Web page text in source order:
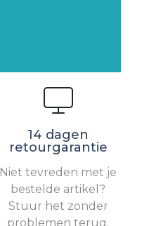
14 dagen
retourgarantie
Niet tevreden met je
bestelde artikel?
Stuur het zonder
problemen terug.